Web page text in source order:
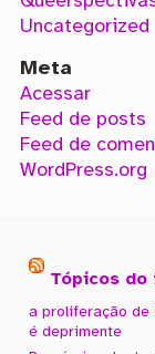
Uncategorized
Meta
Acessar
Feed de posts
Feed de
WordPress.org
Tópicos do
a proliferação de
é deprimente